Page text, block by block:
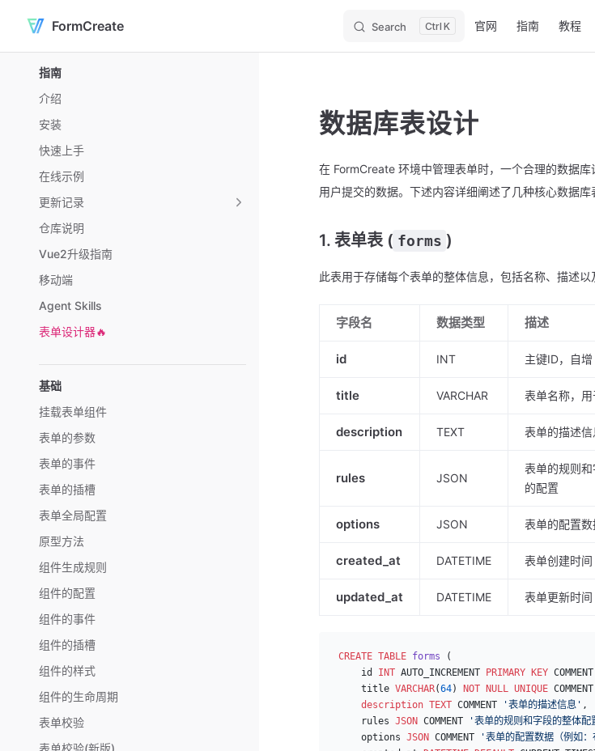
Skip to content
FormCreate Search K
官网
指南 教程
指南
介绍
安装
快速上手
在线示例
更新记录
仓库说明
Vue2升级指南
移动端
Agent Skills
表单设计器🔥
基础
挂载表单组件
表单的参数
表单的事件
表单的插槽
表单全局配置
原型方法
组件生成规则
组件的配置
组件的事件
组件的插槽
组件的样式
组件的生命周期
表单校验
表单校验(新版)
数据库表设计
在 FormCreate 环境中管理表单时，一个合理的数据
用户提交的数据。下述内容详细阐述了几种核心数据库
1. 表单表 ( forms )
此表用于存储每个表单的整体信息，包括名称、描述以
字段名 数据类型 描述
id INT 主键ID，自增
title VARCHAR 表单名称，
description TEXT 表单的描述信
rules JSON
表单的规则
的配置
options JSON 表单的配置数
created_at DATETIME 表单创建时间
updated_at DATETIME 表单更新时间
CREATE TABLE forms (
    id
INT AUTO_INCREMENT PRIMARY KEY COMMENT
    title
VARCHAR(64) NOT NULL UNIQUE COMMENT
    description
TEXT COMMENT '表单的描述信息' ,
    rules
JSON COMMENT '表单的规则和字段的整体
    options
JSON COMMENT '表单的配置数据（例如